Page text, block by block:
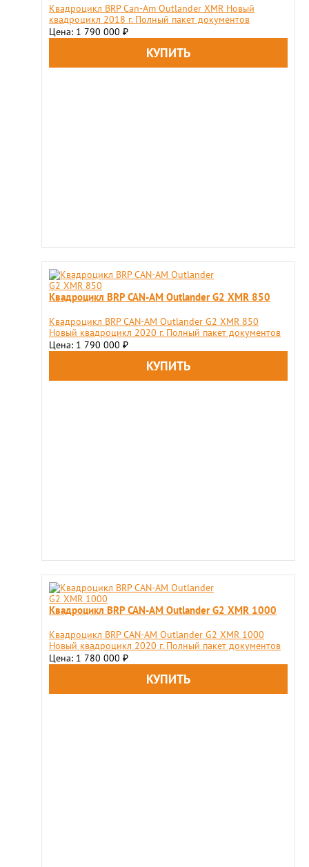
Квадроцикл BRP Can-Am Outlander XMR Новый
квадроцикл 2018 г. Полный пакет документов
Цена: 1 790 000 ₽
Квадроцикл BRP CAN-AM Outlander G2 XMR 850
Квадроцикл BRP CAN-AM Outlander G2 XMR 850
Новый квадроцикл 2020 г. Полный пакет документов
Цена: 1 790 000 ₽
Квадроцикл BRP CAN-AM Outlander G2 XMR 1000
Квадроцикл BRP CAN-AM Outlander G2 XMR 1000
Новый квадроцикл 2020 г. Полный пакет документов
Цена: 1 780 000 ₽